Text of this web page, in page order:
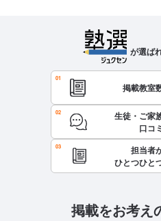
が選ば
掲載教室
生徒・ご家
口コミ
担当者
ひとつひと
掲載をお考え